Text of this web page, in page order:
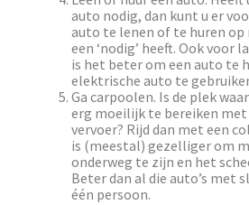
auto nodig, dan kunt u er
auto te lenen of te huren
een ‘nodig’ heeft. Ook voor
is het beter om een auto te
elektrische auto te
Ga carpoolen. Is de plek
erg moeilijk te bereiken
vervoer? Rijd dan met een
is (meestal) gezelliger om
onderweg te zijn en het
Beter dan al die auto’s met
één persoon.